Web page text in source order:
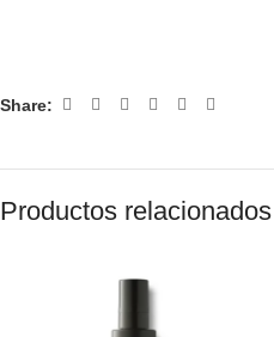
Share:
Productos relacionados